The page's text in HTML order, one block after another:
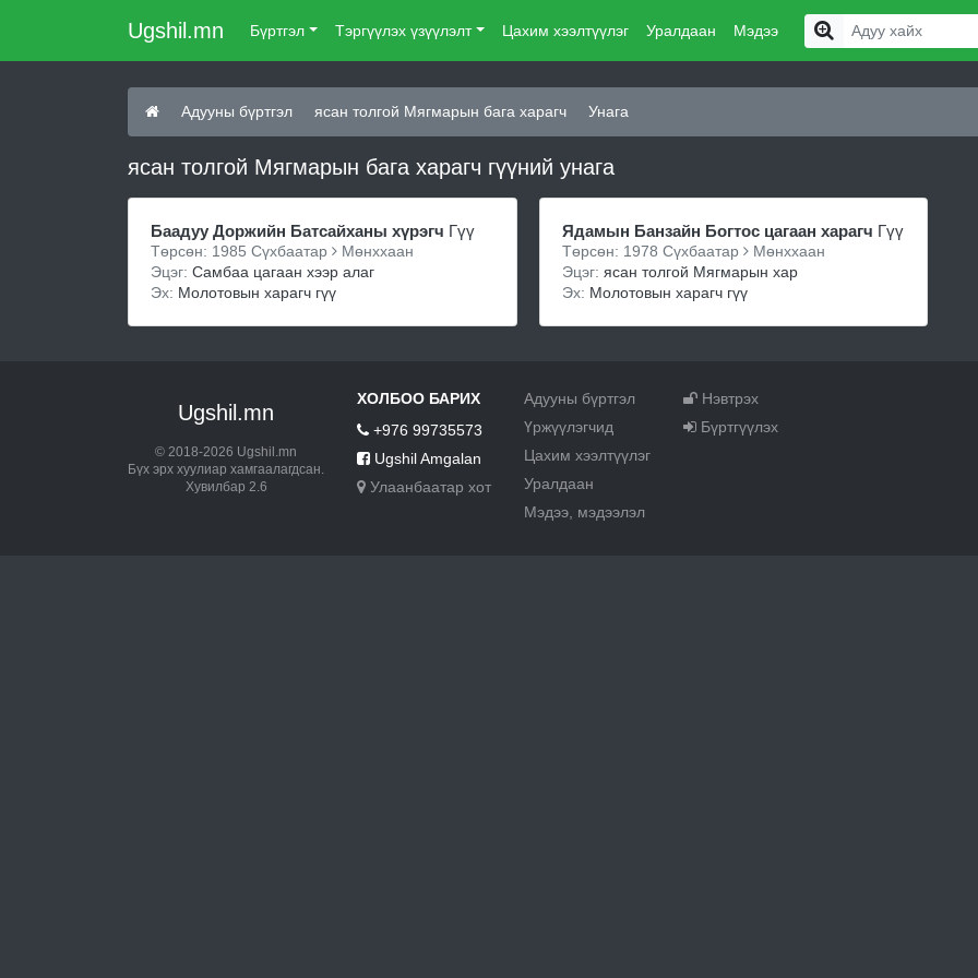
Ugshil.mn Бүртгэл Тэргүүлэх үзүүлэлт Цахим хээлтүүлэг Уралдаан Мэдээ
Адууны бүртгэл ясан толгой Мягмарын бага харагч Унага
ясан толгой Мягмарын бага харагч гүүний унага
Баадуу Доржийн Батсайханы хүрэгч Гүү
Төрсөн: 1985 Сүхбаатар
Мөнххаан
Эцэг: Самбаа цагаан хээр алаг
Эх: Молотовын харагч гүү
Ядамын Банзайн Богтос цагаан харагч Гүү
Төрсөн: 1978 Сүхбаатар Мөнххаан
Эцэг: ясан толгой Мягмарын хар
Эх: Молотовын харагч гүү
Ugshil.mn
© 2018-2026 Ugshil.mn
Бүх эрх хуулиар хамгаалагдсан.
Хувилбар 2.6
ХОЛБОО БАРИХ
+976 99735573
Ugshil Amgalan
Улаанбаатар хот
Адууны бүртгэл
Үржүүлэгчид
Цахим хээлтүүлэг
Уралдаан
Мэдээ, мэдээлэл
Нэвтрэх
Бүртгүүлэх